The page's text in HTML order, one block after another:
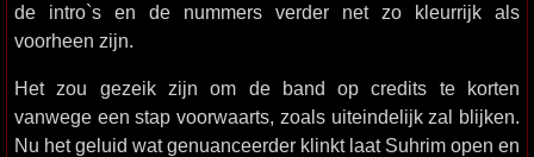
de intro`s en de nummers verder net zo kleurrijk als
voorheen zijn.
Het zou gezeik zijn om de band op credits te korten
vanwege een stap voorwaarts, zoals uiteindelijk zal blijken.
Nu het geluid wat genuanceerder klinkt laat Suhrim open en